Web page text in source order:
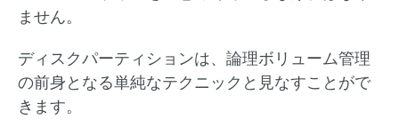
ません。
ディスクパーティションは、論理ボリューム管理
の前身となる単純なテクニックと見なすことがで
きます。